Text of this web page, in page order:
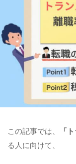
この記事では、 「
る人に向けて、